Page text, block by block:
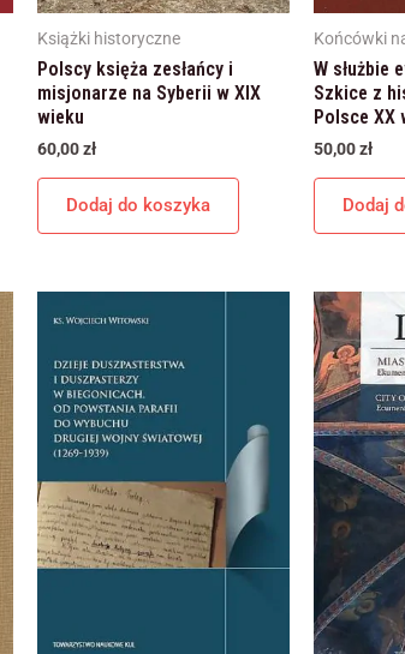
Książki historyczne
Polscy księża zesłańcy i
misjonarze na Syberii w XIX
wieku
60,00zł
Dodaj do koszyka
Końcówki
W służbie
Szkice z
Polsce XX
50,00zł
Dodaj
internetowej,
na podstawie
tego, jak
strona jest
używana.
Doświadczenie
Aby nasza
strona
twojego
Jeśli odrzucisz te
pliki cookie,
niektóre funkcje
znikną ze strony
internetowej.
Marketing
Udostępniając swoje